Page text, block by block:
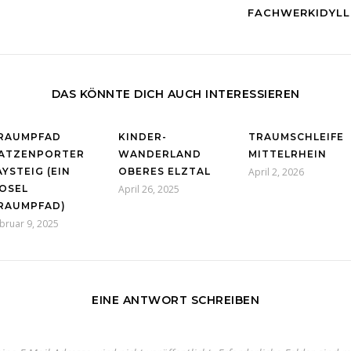
DAS KÖNNTE DICH AUCH INTERESSIEREN
(EIN
9, 2025
KINDER-
WANDERLAND
OBERES ELZTAL
April 26, 2025
TRAUMSCHLEIFE
MITTELRHEIN
April 2, 2026
EINE ANTWORT SCHREIBEN